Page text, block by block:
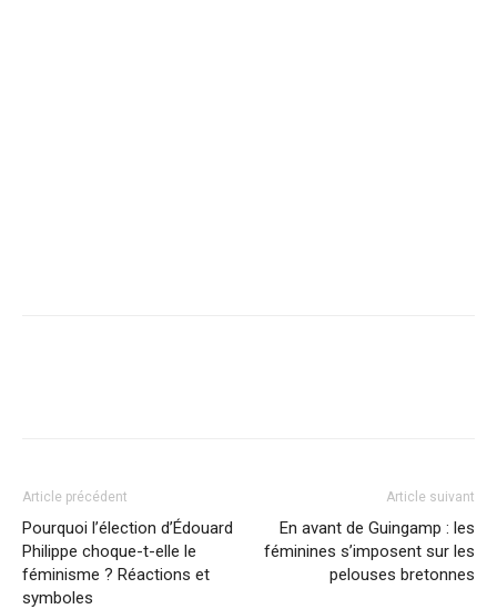
Article précédent
Pourquoi l’élection d’Édouard
Philippe choque-t-elle le
féminisme ? Réactions et
symboles
Article suivant
En avant de Guingamp : les
féminines s’imposent sur les
pelouses bretonnes